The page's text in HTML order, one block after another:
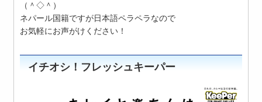
（＾◇＾）
ネパール国籍ですが日本語ペラペラなので
お気軽にお声がけください！
イチオシ！フレッシュキーパー